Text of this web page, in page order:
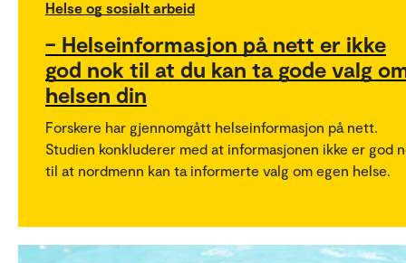
Helse og sosialt arbeid
– Helseinformasjon på nett er ikke
god nok til at du kan ta gode valg
helsen din
Forskere har gjennomgått helseinformasjon på nett.
Studien konkluderer med at informasjonen ikke er god
til at nordmenn kan ta informerte valg om egen helse.